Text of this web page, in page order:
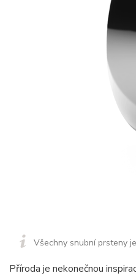
Všechny snubní prsteny
Příroda je nekonečnou